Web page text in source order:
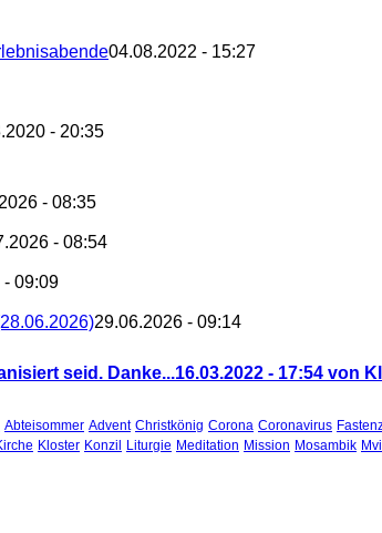
04.08.2022 - 15:27
- 20:35
- 08:35
- 08:54
- 09:09
29.06.2026 - 09:14
seid. Danke...16.03.2022 - 17:54 von
Abteisommer Advent Christkönig Corona Coronavirus
Kloster Konzil Liturgie Meditation Mission Mosambik